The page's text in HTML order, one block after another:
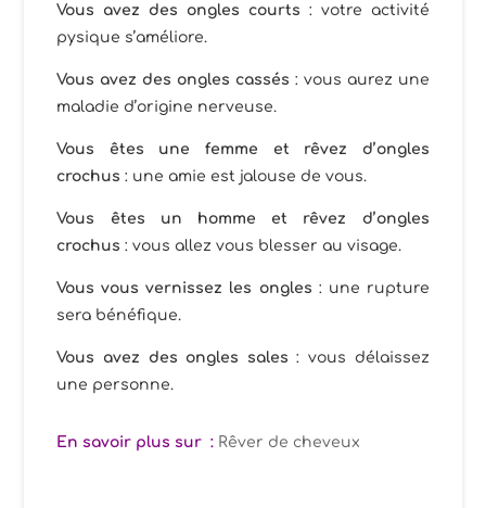
Vous avez des ongles courts : votre activité
pysique s’améliore.
Vous avez des ongles cassés : vous aurez une
maladie d’origine nerveuse.
Vous êtes une femme et rêvez d’ongles
crochus : une amie est jalouse de vous.
Vous êtes un homme et rêvez d’ongles
crochus : vous allez vous blesser au visage.
Vous vous vernissez les ongles : une rupture
sera bénéfique.
Vous avez des ongles sales : vous délaissez
une personne.
En savoir plus sur : Rêver de cheveux